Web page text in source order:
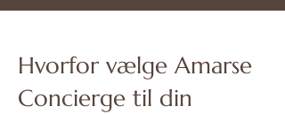
Hvorfor vælge Amarse
Concierge til din